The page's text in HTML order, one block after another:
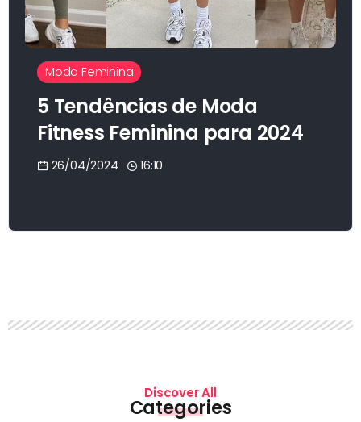
Moda Feminina
5 Tendências de Moda
Fitness Feminina para 2024
26/04/2024 16:10
Categories
Discover All